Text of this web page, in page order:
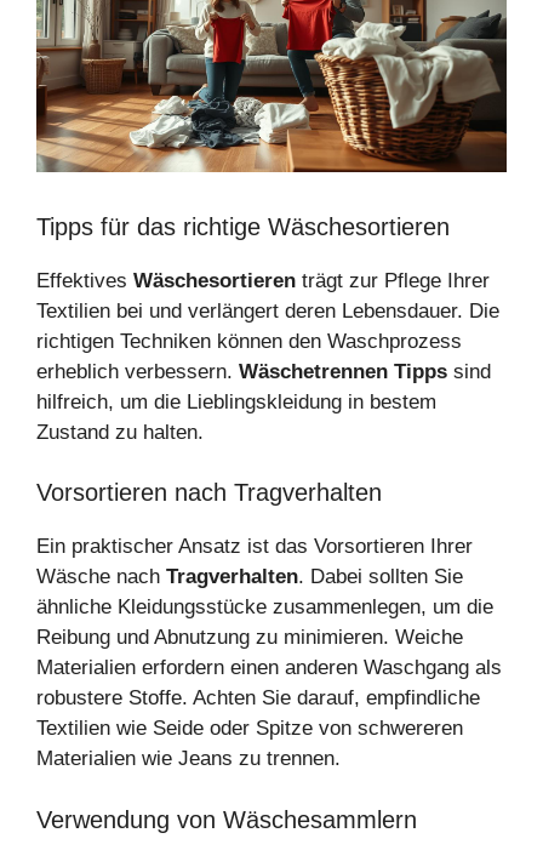
Tipps für das richtige Wäschesortieren
Effektives Wäschesortieren trägt zur Pflege Ihrer
Textilien bei und verlängert deren Lebensdauer. Die
richtigen Techniken können den Waschprozess
erheblich verbessern. Wäschetrennen Tipps sind
hilfreich, um die Lieblingskleidung in bestem
Zustand zu halten.
Vorsortieren nach Tragverhalten
Ein praktischer Ansatz ist das Vorsortieren Ihrer
Wäsche nach Tragverhalten. Dabei sollten Sie
ähnliche Kleidungsstücke zusammenlegen, um die
Reibung und Abnutzung zu minimieren. Weiche
Materialien erfordern einen anderen Waschgang als
robustere Stoffe. Achten Sie darauf, empfindliche
Textilien wie Seide oder Spitze von schwereren
Materialien wie Jeans zu trennen.
Verwendung von Wäschesammlern